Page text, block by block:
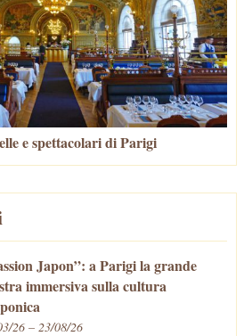
e spettacolari di Parigi
Japon”: a Parigi la grande
immersiva sulla cultura
26 – 23/08/26